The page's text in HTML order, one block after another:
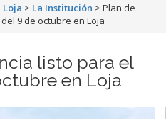
> La Institución > Plan de
9 de octubre en Loja
listo para el
en Loja